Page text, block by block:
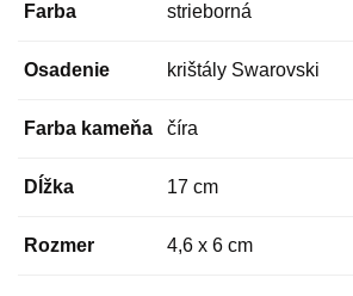
Farba strieborná
Osadenie krištály Swarovski
Farba kameňa číra
Dĺžka 17 cm
Rozmer 4,6 x 6 cm